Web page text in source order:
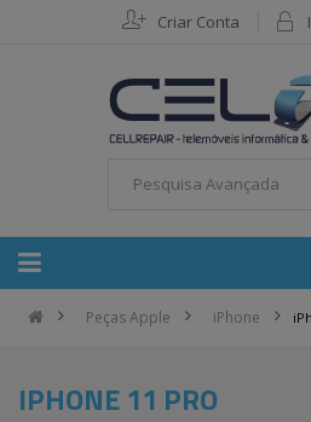
Criar Conta
Peças Apple iPhone
IPHONE 11 PRO